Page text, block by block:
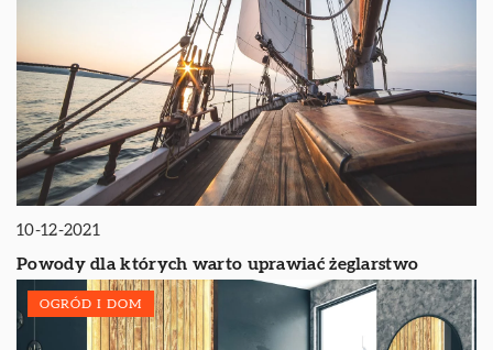
10-12-2021
Powody dla których warto uprawiać żeglarstwo
OGRÓD I DOM